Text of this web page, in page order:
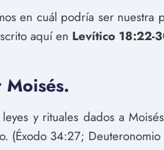
en cuál podría ser
aquí en Levítico 18:22-
y rituales dados a
(Éxodo 34:27; Deuteronomio